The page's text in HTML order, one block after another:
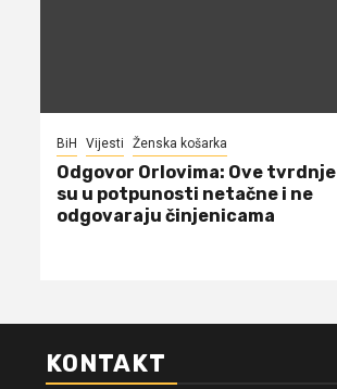
BiH Vijesti Ženska košarka
Odgovor Orlovima: ​Ove tvrdnje
su u potpunosti netačne i ne
odgovaraju činjenicama
KONTAKT